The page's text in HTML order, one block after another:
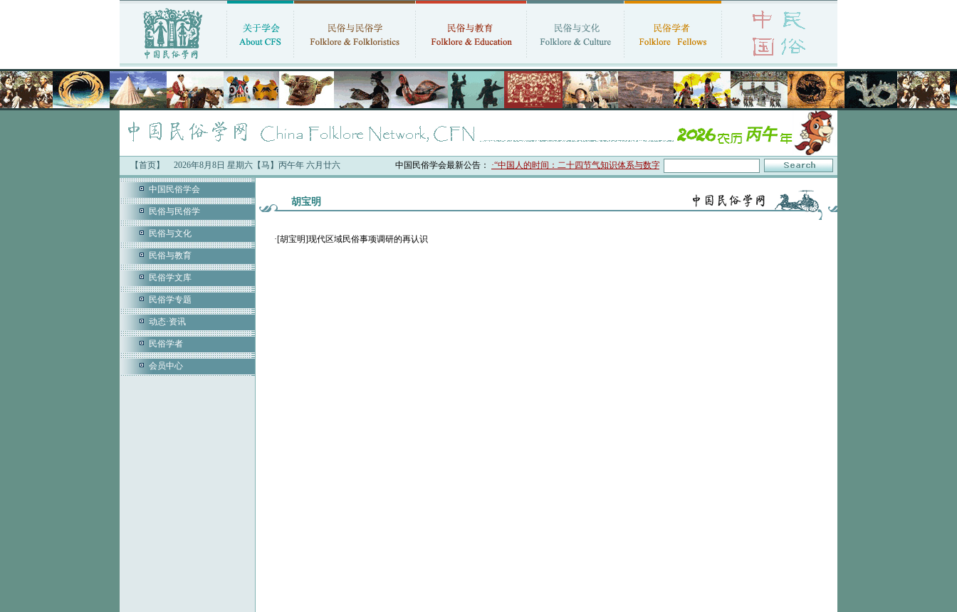
【首页】 2026年8月8日 星期六【马】丙午年 六月廿六 中国民俗学会最新公告：·“中国人的时间：二十四节气知识体系与数字叙事”研讨会在京召开 ·中国民俗学会第十一届代表大会暨2026年年会征文启事
中国民俗学会
民俗与民俗学
民俗与文化
民俗与教育
民俗学文库
民俗学专题
动态·资讯
民俗学者
会员中心
胡宝明
·[胡宝明]现代区域民俗事项调研的再认识